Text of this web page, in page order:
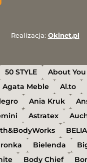
Realizacja: Okinet.pl
50 STYLE About You
Agata Meble Al.to
Ania Kruk
Astratex
Bielenda
Body Chief